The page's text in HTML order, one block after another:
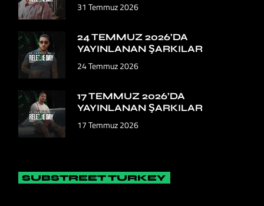
31 Temmuz 2026
24 TEMMUZ 2026’DA
YAYINLANAN ŞARKILAR
24 Temmuz 2026
17 TEMMUZ 2026’DA
YAYINLANAN ŞARKILAR
17 Temmuz 2026
SUBSTREET TURKEY